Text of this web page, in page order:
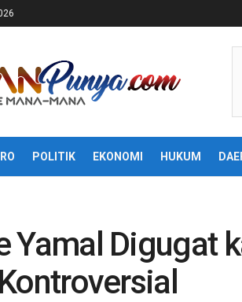
POLITIK EKONOMI HUKUM
Yamal Digugat